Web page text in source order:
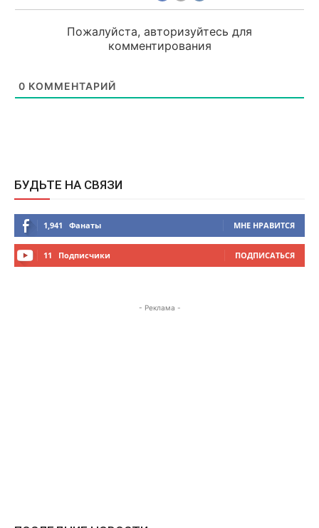
Пожалуйста, авторизуйтесь для
комментирования
0 КОММЕНТАРИЙ
БУДЬТЕ НА СВЯЗИ
1,941 Фанаты МНЕ НРАВИТСЯ
11 Подписчики ПОДПИСАТЬСЯ
- Реклама -